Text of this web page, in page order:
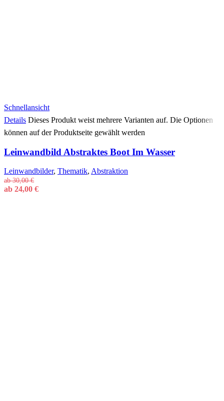
Schnellansicht
Details Dieses Produkt weist mehrere Varianten auf. Die Optionen
können auf der Produktseite gewählt werden
Leinwandbild Abstraktes Boot Im Wasser
Leinwandbilder, Thematik, Abstraktion
ab30,00€
ab 24,00 €